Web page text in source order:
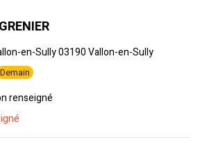
en-Sully 03190 Vallon-en-Sully
Demain
renseigné